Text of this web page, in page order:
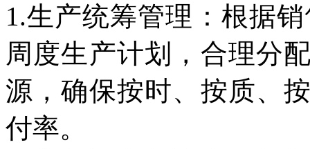
1.生产统筹管理：根据
周度生产计划，合理分
源，确保按时、按质、
付率。